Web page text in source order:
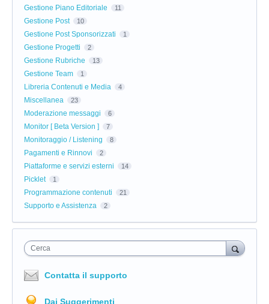
Gestione Piano Editoriale 11
Gestione Post 10
Gestione Post Sponsorizzati 1
Gestione Progetti 2
Gestione Rubriche 13
Gestione Team 1
Libreria Contenuti e Media 4
Miscellanea 23
Moderazione messaggi 6
Monitor [ Beta Version ] 7
Monitoraggio / Listening 8
Pagamenti e Rinnovi 2
Piattaforme e servizi esterni 14
Picklet 1
Programmazione contenuti 21
Supporto e Assistenza 2
Cerca
Contatta il supporto
Dai Suggerimenti